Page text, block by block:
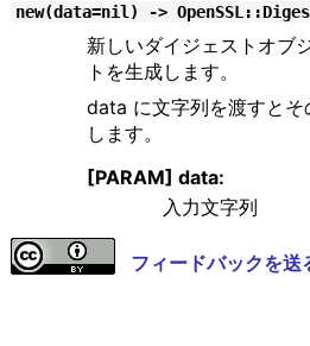
new(data=nil) ->
新しいダイジェストオブ
トを生成します。
data に文字列を渡すと
します。
[PARAM] data:
入力文字列
フィードバックを送